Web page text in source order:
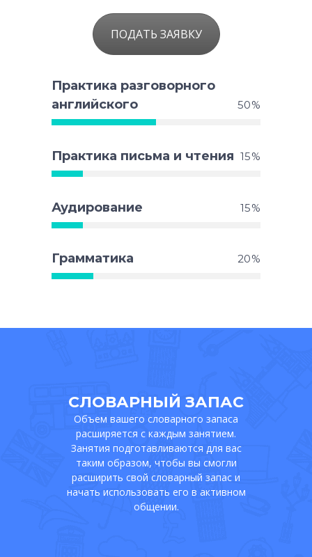
ПОДАТЬ ЗАЯВКУ
Практика разговорного
английского
50
Практика письма и чтения 15
Аудирование 15
Грамматика 20
СЛОВАРНЫЙ ЗАПАС
Объем вашего словарного запаса
расширяется с каждым занятием.
Занятия подготавливаются для вас
таким образом, чтобы вы смогли
расширить свой словарный запас и
начать использовать его в активном
общении.